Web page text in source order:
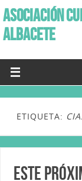
ASOCIACIÓN
ALBACETE
ETIQUETA:
Este